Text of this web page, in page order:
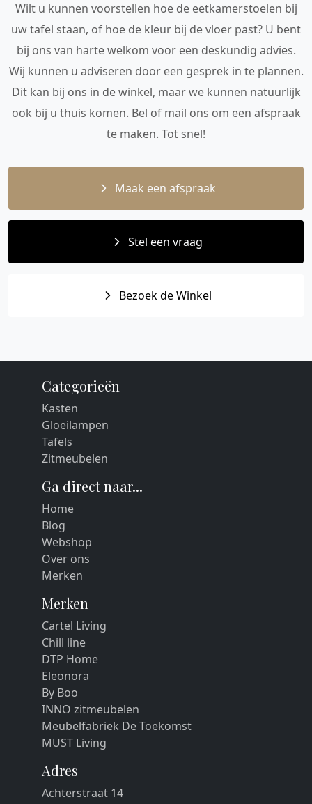
Wilt u kunnen voorstellen hoe de eetkamerstoelen bij
uw tafel staan, of hoe de kleur bij de vloer past? U bent
bij ons van harte welkom voor een deskundig advies.
Wij kunnen u adviseren door een gesprek in te plannen.
Dit kan bij ons in de winkel, maar we kunnen natuurlijk
ook bij u thuis komen. Bel of mail ons om een afspraak
te maken. Tot snel!
Maak een afspraak
Stel een vraag
Bezoek de Winkel
Categorieën
Kasten
Gloeilampen
Tafels
Zitmeubelen
Ga direct naar...
Home
Blog
Webshop
Over ons
Merken
Merken
Cartel Living
Chill line
DTP Home
Eleonora
By Boo
INNO zitmeubelen
Meubelfabriek De Toekomst
MUST Living
Adres
Achterstraat 14